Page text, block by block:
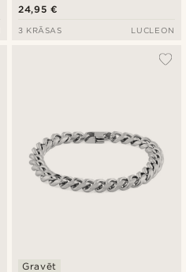
24,95 €
3 KRĀSAS LUCLEON
Gravēt